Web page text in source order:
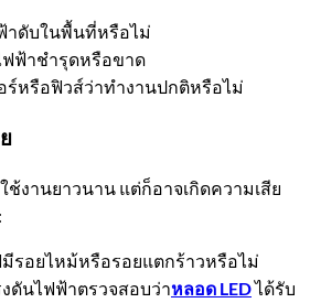
าดับในพื้นที่หรือไม่
ฟฟ้าชำรุดหรือขาด
ร์หรือฟิวส์ว่าทำงานปกติหรือไม่
ช้งานยาวนาน แต่ก็อาจเกิดความเสีย
รอยไหม้หรือรอยแตกร้าวหรือไม่
ดันไฟฟ้าตรวจสอบว่าหลอด LEDได้รับ